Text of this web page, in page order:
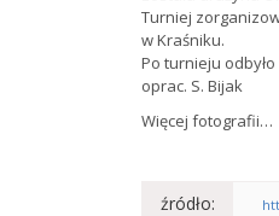
Turniej
w Kraśniku.
Po turnieju
oprac. S. Bijak
Więcej fotografii…
źródło: